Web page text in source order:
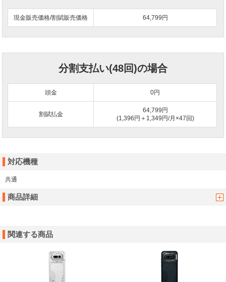
現金販売価格/割賦販売価格 64,799円
分割支払い(48回)の場合
頭金 0円
割賦払金
64,799円
(1,396円＋1,349円/月×47回)
対応機種
共通
商品詳細
関連する商品